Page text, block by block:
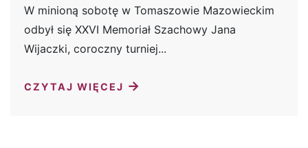
W minioną sobotę w Tomaszowie Mazowieckim
odbył się XXVI Memoriał Szachowy Jana
Wijaczki, coroczny turniej...
CZYTAJ WIĘCEJ →